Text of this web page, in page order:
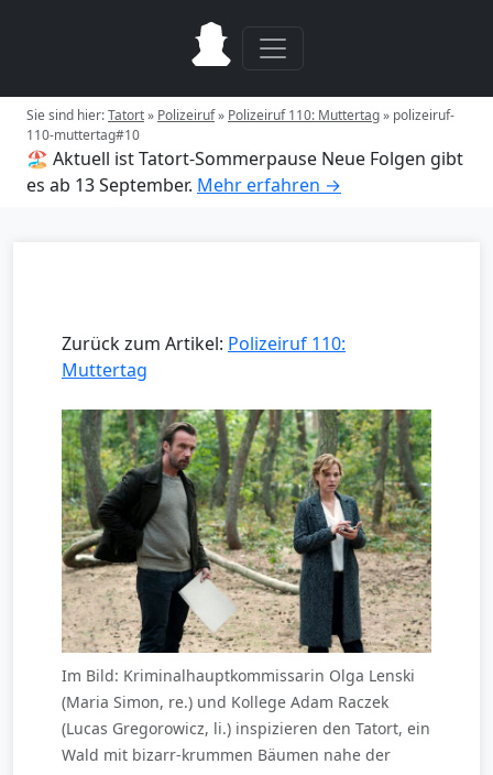
Sie sind hier:Tatort» Polizeiruf» Polizeiruf 110: Muttertag» polizeiruf-
110-muttertag#10
🏖️ Aktuell ist Tatort-Sommerpause Neue Folgen gibt
es ab 13 September. Mehr erfahren →
Zurück zum Artikel: Polizeiruf 110:
Muttertag
Im Bild: Kriminalhauptkommissarin Olga Lenski
(Maria Simon, re.) und Kollege Adam Raczek
(Lucas Gregorowicz, li.) inspizieren den Tatort, ein
Wald mit bizarr-krummen Bäumen nahe der